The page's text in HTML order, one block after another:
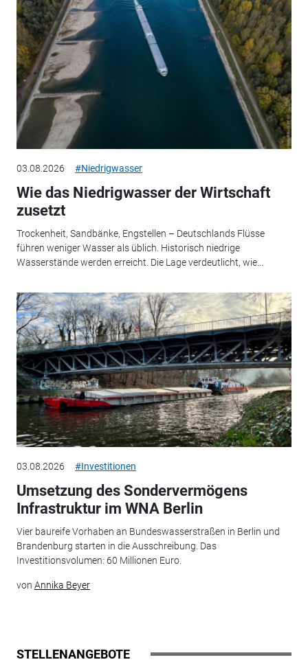
03.08.2026 #Niedrigwasser
Wie das Niedrigwasser der Wirtschaft
zusetzt
Trockenheit, Sandbänke, Engstellen – Deutschlands Flüsse
führen weniger Wasser als üblich. Historisch niedrige
Wasserstände werden erreicht. Die Lage verdeutlicht, wie...
03.08.2026 #Investitionen
Umsetzung des Sondervermögens
Infrastruktur im WNA Berlin
Vier baureife Vorhaben an Bundeswasserstraßen in Berlin und
Brandenburg starten in die Ausschreibung. Das
Investitionsvolumen: 60 Millionen Euro.
von Annika Beyer
STELLENANGEBOTE